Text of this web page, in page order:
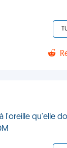
qu'elle